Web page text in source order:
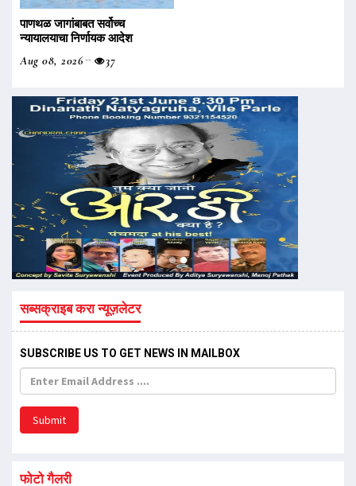
पाणथळ जागांबाबत सर्वोच्च
न्यायालयाचा निर्णायक आदेश
Aug 08, 2026
37
सब्सक्राइब करा न्यूज़लेटर
SUBSCRIBE US TO GET NEWS IN MAILBOX
Submit
फोटो गैलरी